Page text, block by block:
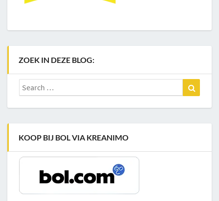
ZOEK IN DEZE BLOG:
Search
for:
KOOP BIJ BOL VIA KREANIMO